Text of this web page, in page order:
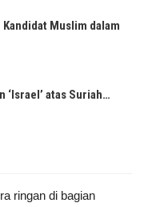
Kandidat Muslim dalam
‘Israel’ atas Suriah…
ringan di bagian